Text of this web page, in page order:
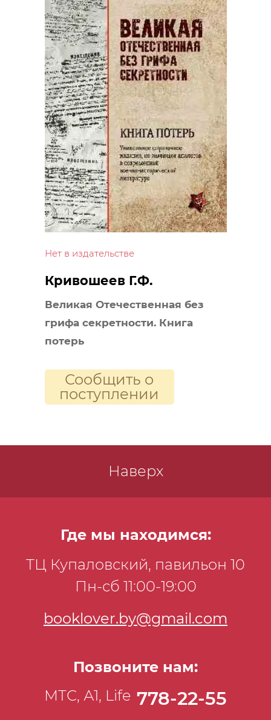
Нет в издательстве
Кривошеев Г.Ф.
Великая Отечественная без
грифа секретности. Книга
потерь
Сообщить о
поступлении
Наверх
Где мы находимся:
ТЦ Купаловский, павильон 10
Пн-сб 11:00-19:00
booklover.by@gmail.com
Позвоните нам:
МТС, А1, Life 778-22-55